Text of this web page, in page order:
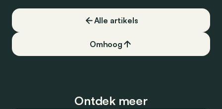
Alle artikels
Omhoog
Ontdek meer